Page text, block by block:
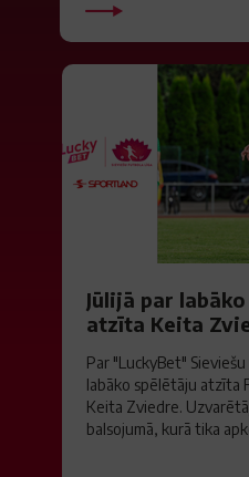
Jūlijā par
atzīta Keita
Par "LuckyBet"
labāko spēlētāju atzīta
Keita Zviedre.
balsojumā, kurā tika